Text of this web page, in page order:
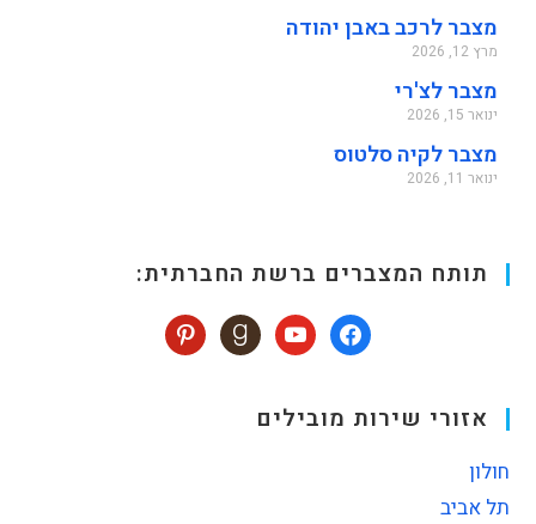
מצבר לרכב באבן יהודה
מרץ 12, 2026
מצבר לצ'רי
ינואר 15, 2026
מצבר לקיה סלטוס
ינואר 11, 2026
תותח המצברים ברשת החברתית:
אזורי שירות מובילים
חולון
תל אביב